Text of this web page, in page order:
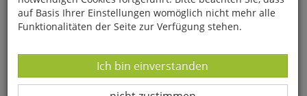
auf Basis Ihrer Einstellungen womöglich nicht mehr alle
Funktionalitäten der Seite zur Verfügung stehen.
Datenverarbeitung -
Ich bin einverstanden